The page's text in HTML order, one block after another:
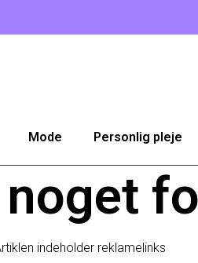
Mode Personlig pleje
indeholder reklamelinks